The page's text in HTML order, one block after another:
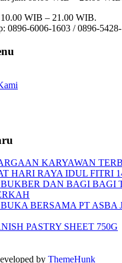
WIB – 21.00 WIB.
0896-6006-1603 / 0896-
KARYAWAN
HARI RAYA IDUL FITRI
DAN BAGI BAGI
BERSAMA PT ASBA
PASTRY SHEET 750G
by ThemeHunk